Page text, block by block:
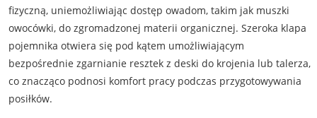
fizyczną, uniemożliwiając dostęp owadom, takim jak muszki
owocówki, do zgromadzonej materii organicznej. Szeroka klapa
pojemnika otwiera się pod kątem umożliwiającym
bezpośrednie zgarnianie resztek z deski do krojenia lub talerza,
co znacząco podnosi komfort pracy podczas przygotowywania
posiłków.